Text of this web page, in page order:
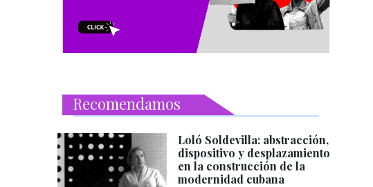
Recomendamos
Loló Soldevilla: abstracción,
dispositivo y desplazamiento
en la construcción de la
modernidad cubana